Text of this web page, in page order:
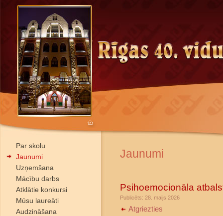
Par skolu
Jaunumi
Uzņemšana
Mācību darbs
Atklātie konkursi
Mūsu laureāti
Audzināšana
Jaunumi
Psihoemocionāla
Publicēts: 28. maijs 2026
Atgriezties